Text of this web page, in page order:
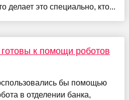
делает это специально, кто...
к помощи роботов
бы помощью
в отделении банка,